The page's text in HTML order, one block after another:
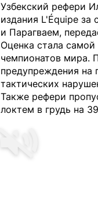
Узбекский рефери
издания L'Équipe
и Парагваем,
Оценка стала
чемпионатов мира.
предупреждения на
тактических
Также рефери
локтем в грудь на